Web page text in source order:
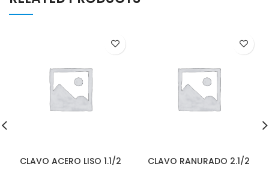
CLAVO ACERO LISO 1.1/2 CLAVO RANURADO 2.1/2